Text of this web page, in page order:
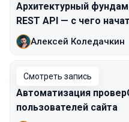
Архитектурный
REST API — с чего
Алексей Коледачкин
Смотреть запись
Автоматизация
пользователей сайта